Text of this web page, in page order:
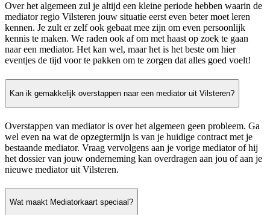
Over het algemeen zul je altijd een kleine periode hebben waarin de
mediator regio Vilsteren jouw situatie eerst even beter moet leren
kennen. Je zult er zelf ook gebaat mee zijn om even persoonlijk
kennis te maken. We raden ook af om met haast op zoek te gaan
naar een mediator. Het kan wel, maar het is het beste om hier
eventjes de tijd voor te pakken om te zorgen dat alles goed voelt!
Kan ik gemakkelijk overstappen naar een mediator uit Vilsteren?
Overstappen van mediator is over het algemeen geen probleem. Ga
wel even na wat de opzegtermijn is van je huidige contract met je
bestaande mediator. Vraag vervolgens aan je vorige mediator of hij
het dossier van jouw onderneming kan overdragen aan jou of aan je
nieuwe mediator uit Vilsteren.
Wat maakt Mediatorkaart speciaal?